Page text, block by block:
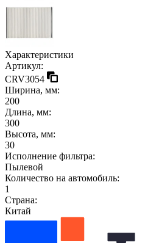
Характеристики
Артикул:
CRV3054
Ширина, мм:
200
Длина, мм:
300
Высота, мм:
30
Исполнение фильтра:
Пылевой
Количество на автомобиль:
1
Страна:
Китай